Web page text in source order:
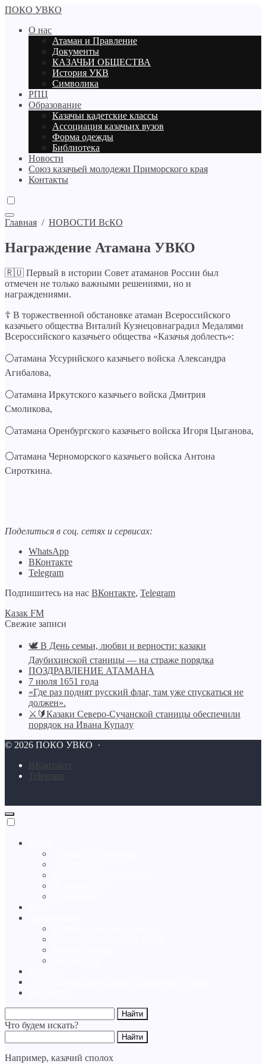
ПОКО УВКО
О нас
Атаман и Правление
Документы
КАЗАЧЬИ ОБЩЕСТВА
История УКВ
Символика
РПЦ
Образование
Казачьи кадетские классы
Ассоциация казачьих вузов
Форма одежды
Библиотека
Новости
Союз казачьей молодежи Приморского края
Контакты
Главная / НОВОСТИ ВсКО
Награждение Атамана УВКО
🇷🇺 Первый в истории Совет атаманов России был
отмечен не только важными решениями, но и
награждениями.
☦️ В торжественной обстановке атаман Всероссийского
казачьего общества Виталий Кузнецовнаградил Медалями
Всероссийского казачьего общества «Казачья доблесть»:
⚪️атамана Уссурийского казачьего войска Александра
Агибалова,
⚪️атамана Иркутского казачьего войска Дмитрия
Смоликова,
⚪️атамана Оренбургского казачьего войска Игоря Цыганова,
⚪️атамана Черноморского казачьего войска Антона
Сироткина.
Поделиться в соц. сетях и сервисах:
WhatsApp
ВКонтакте
Telegram
Подпишитесь на нас ВКонтакте, Telegram
Казак FM
Свежие записи
🕊️ В День семьи, любви и верности: казаки
Даубихинской станицы — на страже порядка
ПОЗДРАВЛЕНИЕ АТАМАНА
7 июля 1651 года
«Где раз поднят русский флаг, там уже спускаться не
должен».
⚔🔰Казаки Северо-Сучанской станицы обеспечили
порядок на Ивана Купалу
© 2026 ПОКО УВКО ·
BКонтакте
Telegram
Что будем искать?
Например, казачий сполох